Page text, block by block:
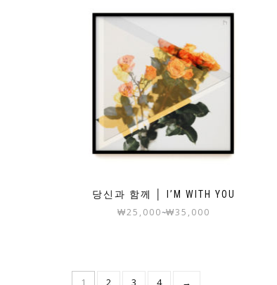
당신과 함께 │ I’M WITH YOU
₩25,000~₩35,000
1 2 3 4 →